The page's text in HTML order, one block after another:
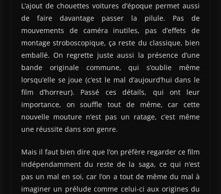
L’ajout de chouettes voitures d’époque permet aussi
de faire davantage passer la pilule. Pas de
mouvements de caméra inutiles, pas d’effets de
montage stroboscopique, ça reste du classique, bien
emballé. On regrette juste aussi la présence d’une
bande originale commune, qui s’oublie même
lorsqu’elle se joue (c’est le mal d’aujourd’hui dans le
film d’horreur). Passé ces détails, qui ont leur
importance, on souffle tout de même, car cette
nouvelle mouture n’est pas un ratage, c’est même
une réussite dans son genre.
Mais il faut bien dire que l’on préfère regarder ce film
indépendamment du reste de la saga, ce qui n’est
pas un mal en soi, car l’on a tout de même du mal à
imaginer un prélude comme celui-ci aux origines du